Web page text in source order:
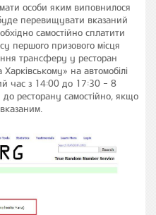
особи яким виповнилося
перевищувати вказаний
самостійно сплатити
першого призового місця
трансферу у ресторан
на автомобілі
час з 14:00 до 17:30 - 8
до ресторану самостійно, якщо